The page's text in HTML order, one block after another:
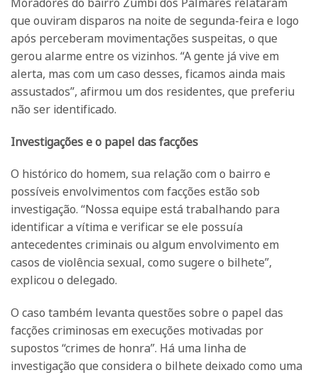
que ouviram disparos na noite de segunda-feira e logo
após perceberam movimentações suspeitas, o que
gerou alarme entre os vizinhos. “A gente já vive em
alerta, mas com um caso desses, ficamos ainda mais
assustados”, afirmou um dos residentes, que preferiu
não ser identificado.
Investigações e o papel das facções
O histórico do homem, sua relação com o bairro e
possíveis envolvimentos com facções estão sob
investigação. “Nossa equipe está trabalhando para
identificar a vítima e verificar se ele possuía
antecedentes criminais ou algum envolvimento em
casos de violência sexual, como sugere o bilhete”,
explicou o delegado.
O caso também levanta questões sobre o papel das
facções criminosas em execuções motivadas por
supostos “crimes de honra”. Há uma linha de
investigação que considera o bilhete deixado como uma